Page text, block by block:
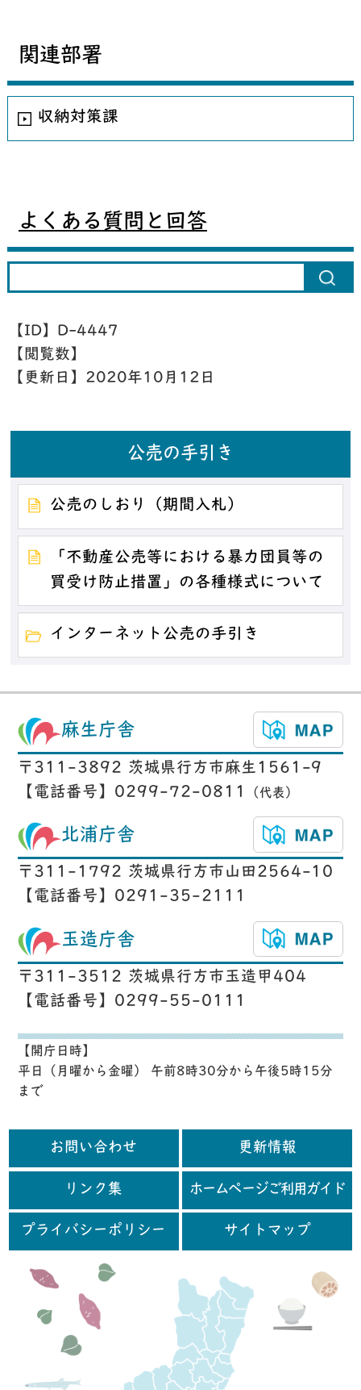
関連部署
収納対策課
よくある質問と回答
【ID】 D-4447
【閲覧数】
【更新日】 2020年10月12日
公売の手引き
公売のしおり（期間入札）
「不動産公売等における暴力団員等の
買受け防止措置」の各種様式について
インターネット公売の手引き
麻生庁舎
〒311-3892 茨城県行方市麻生1561-9
【電話番号】0299-72-0811
（代表）
北浦庁舎
〒311-1792 茨城県行方市山田2564-10
【電話番号】0291-35-2111
玉造庁舎
〒311-3512 茨城県行方市玉造甲404
【電話番号】0299-55-0111
【開庁日時】
平日（月曜から金曜） 午前8時30分から午後5時15分
まで
お問い合わせ 更新情報
リンク集 ホームページご利用ガイド
プライバシーポリシー サイトマップ